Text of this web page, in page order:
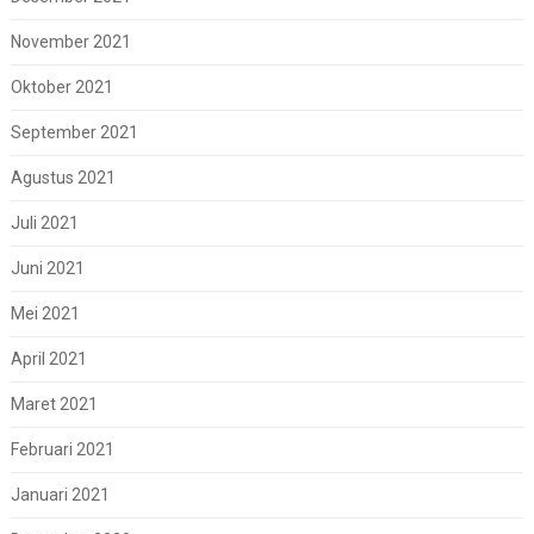
November 2021
Oktober 2021
September 2021
Agustus 2021
Juli 2021
Juni 2021
Mei 2021
April 2021
Maret 2021
Februari 2021
Januari 2021